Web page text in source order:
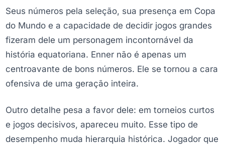
Seus números pela seleção, sua presença em Copa
do Mundo e a capacidade de decidir jogos grandes
fizeram dele um personagem incontornável da
história equatoriana. Enner não é apenas um
centroavante de bons números. Ele se tornou a cara
ofensiva de uma geração inteira.
Outro detalhe pesa a favor dele: em torneios curtos
e jogos decisivos, apareceu muito. Esse tipo de
desempenho muda hierarquia histórica. Jogador que